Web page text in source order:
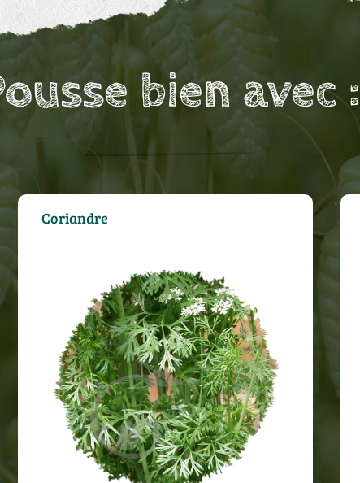
bien avec :
Coriandre